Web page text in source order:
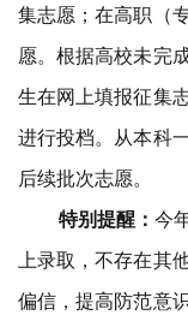
集志愿；在高职（
愿。根据高校未完
生在网上填报征集
进行投档。从本科
后续批次志愿。
特别提醒： 今
上录取，不存在其
偏信，提高防范意